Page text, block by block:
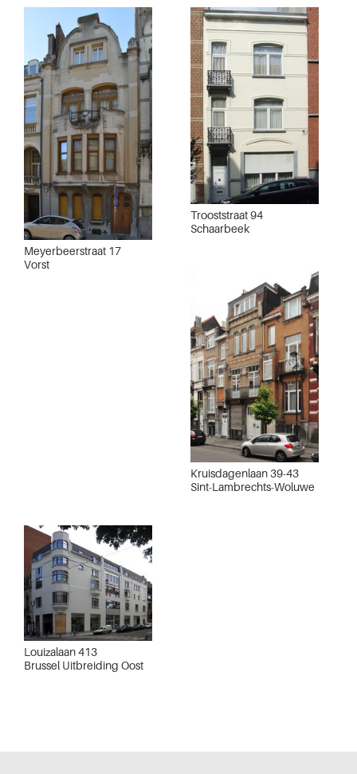
Meyerbeerstraat 17
Vorst
Trooststraat 94
Schaarbeek
Kruisdagenlaan 39-43
Sint-Lambrechts-Woluwe
Louizalaan 413
Brussel Uitbreiding Oost